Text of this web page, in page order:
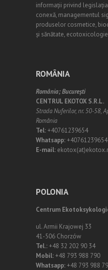
informații privind
conexă, managementul
produselor cosmetice,
și sănătate,
ROMÂNIA
România;Bucureşti
CENTRUL EKOTOX S.R.L.
Strada Nuferilor, nr. 50-58,
România
Tel:+40761239654
Whatsapp:+40761239654
E-mail:
POLONIA
Centrum
ul. Armii Krajowej 33
41-506 Chorzów
Tel.:+48 32 202 90 34
Mobil:+48 793 988 790
Whatsapp:+48 793 988